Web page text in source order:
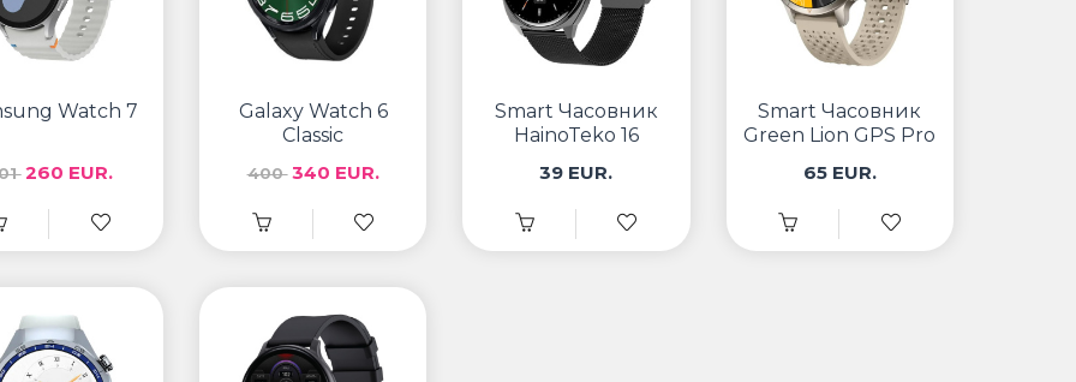
Watch 7
260 EUR.
Galaxy Watch 6
Classic
400 340 EUR.
Smart Часовник
HainoTeko 16
39 EUR.
Smart Часовник
Green Lion GPS Pro
65 EUR.